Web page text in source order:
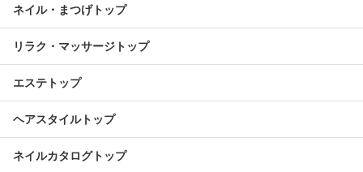
ネイル・まつげトップ
リラク・マッサージトップ
エステトップ
ヘアスタイルトップ
ネイルカタログトップ